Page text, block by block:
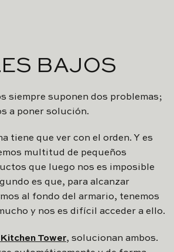
BAJOS
siempre suponen dos problemas;
a poner solución.
tiene que ver con el orden. Y es
multitud de pequeños
que luego nos es imposible
es que, para alcanzar
al fondo del armario, tenemos
y nos es difícil acceder a ello.
Kitchen Tower, solucionan ambos.